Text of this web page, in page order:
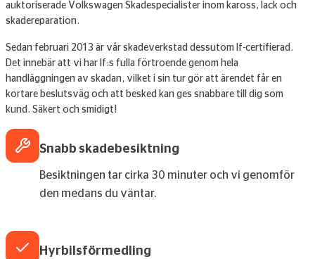
auktoriserade Volkswagen Skadespecialister inom kaross, lack och
skadereparation.
Sedan februari 2013 är vår skadeverkstad dessutom If-certifierad.
Det innebär att vi har If:s fulla förtroende genom hela
handläggningen av skadan, vilket i sin tur gör att ärendet får en
kortare beslutsväg och att besked kan ges snabbare till dig som
kund. Säkert och smidigt!
Snabb skadebesiktning
Besiktningen tar cirka 30 minuter och vi genomför
den medans du väntar.
Hyrbilsförmedling